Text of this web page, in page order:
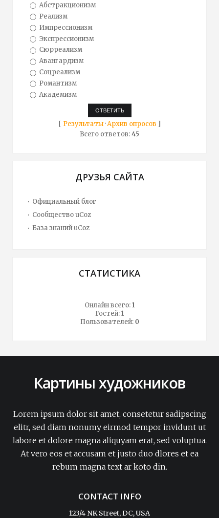
Абстракционизм
Реализм
Импрессионизм
Экспрессионизм
Сюрреализм
Авангардизм
Соцреализм
Романтизм
Академизм
[ Результаты·Архив опросов ]
Всего ответов:45
ДРУЗЬЯ САЙТА
Официальный блог
Сообщество uCoz
База знаний uCoz
СТАТИСТИКА
Онлайн всего:1
Гостей:1
Пользователей: 0
Картины художников
Lorem ipsum dolor sit amet, consetetur sadipscing
elitr, sed diam nonumy eirmod tempor invidunt ut
labore et dolore magna aliquyam erat, sed voluptua.
At vero eos et accusam et justo duo dlores et ea
rebum magna text ar koto din.
CONTACT INFO
123/4 NK Street, DC, USA